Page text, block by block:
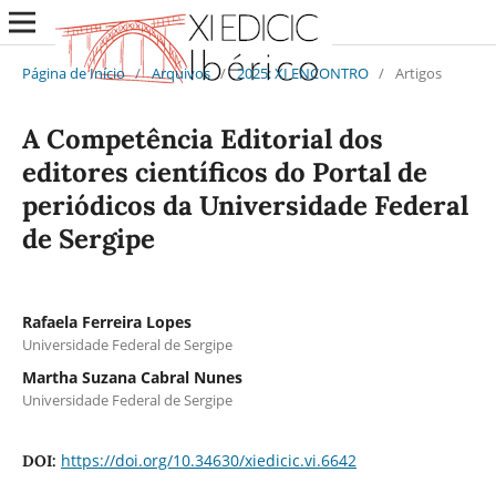
Página de Início / Arquivos / 2025: XI ENCONTRO / Artigos
A Competência Editorial dos
editores científicos do Portal de
periódicos da Universidade Federal
de Sergipe
Rafaela Ferreira Lopes
Universidade Federal de Sergipe
Martha Suzana Cabral Nunes
Universidade Federal de Sergipe
DOI: https://doi.org/10.34630/xiedicic.vi.6642